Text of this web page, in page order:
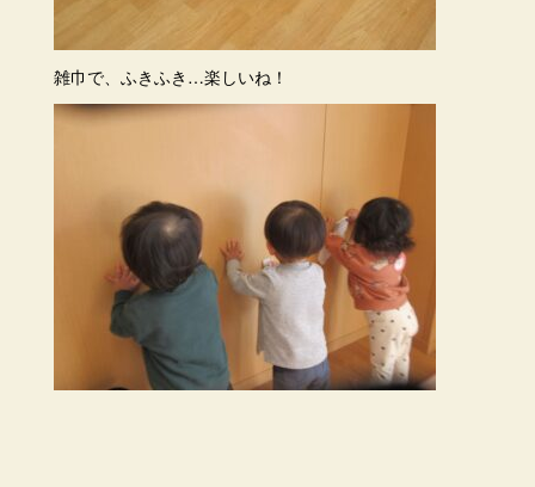
雑巾で、ふきふき…楽しいね！